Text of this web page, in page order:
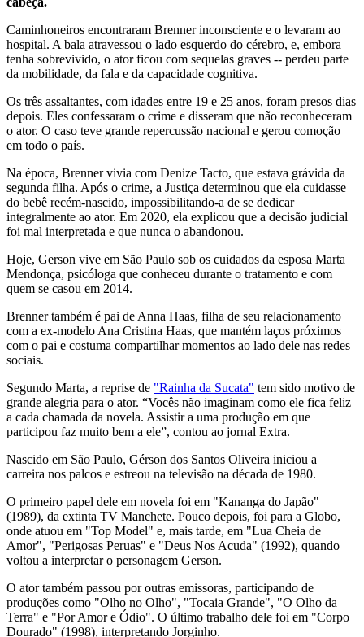
Caminhoneiros encontraram Brenner inconsciente e o levaram ao
hospital. A bala atravessou o lado esquerdo do cérebro, e, embora
tenha sobrevivido, o ator ficou com sequelas graves -- perdeu parte
da mobilidade, da fala e da capacidade cognitiva.
Os três assaltantes, com idades entre 19 e 25 anos, foram presos dias
depois. Eles confessaram o crime e disseram que não reconheceram
o ator. O caso teve grande repercussão nacional e gerou comoção
em todo o país.
Na época, Brenner vivia com Denize Tacto, que estava grávida da
segunda filha. Após o crime, a Justiça determinou que ela cuidasse
do bebê recém-nascido, impossibilitando-a de se dedicar
integralmente ao ator. Em 2020, ela explicou que a decisão judicial
foi mal interpretada e que nunca o abandonou.
Hoje, Gerson vive em São Paulo sob os cuidados da esposa Marta
Mendonça, psicóloga que conheceu durante o tratamento e com
quem se casou em 2014.
Brenner também é pai de Anna Haas, filha de seu relacionamento
com a ex-modelo Ana Cristina Haas, que mantém laços próximos
com o pai e costuma compartilhar momentos ao lado dele nas redes
sociais.
Segundo Marta, a reprise de "Rainha da Sucata" tem sido motivo de
grande alegria para o ator. “Vocês não imaginam como ele fica feliz
a cada chamada da novela. Assistir a uma produção em que
participou faz muito bem a ele”, contou ao jornal Extra.
Nascido em São Paulo, Gérson dos Santos Oliveira iniciou a
carreira nos palcos e estreou na televisão na década de 1980.
O primeiro papel dele em novela foi em "Kananga do Japão"
(1989), da extinta TV Manchete. Pouco depois, foi para a Globo,
onde atuou em "Top Model" e, mais tarde, em "Lua Cheia de
Amor", "Perigosas Peruas" e "Deus Nos Acuda" (1992), quando
voltou a interpretar o personagem Gerson.
O ator também passou por outras emissoras, participando de
produções como "Olho no Olho", "Tocaia Grande", "O Olho da
Terra" e "Por Amor e Ódio". O último trabalho dele foi em "Corpo
Dourado" (1998), interpretando Jorginho.